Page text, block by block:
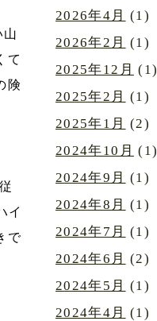
て
険
イ
で
2026年4月
(1)
2026年2月
(1)
2025年12月 (1)
2025年2月
(1)
2025年1月
(2)
2024年10月 (1)
2024年9月
(1)
2024年8月
(1)
2024年7月
(1)
2024年6月
(2)
2024年5月
(1)
2024年4月
(1)